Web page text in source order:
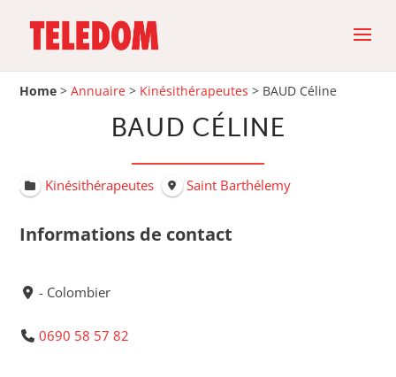
Home >Annuaire > Kinésithérapeutes > BAUD Céline
BAUD CÉLINE
Kinésithérapeutes Saint Barthélemy
Informations de contact
- Colombier
0690 58 57 82